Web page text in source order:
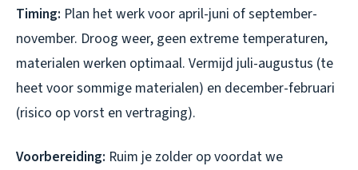
Timing: Plan het werk voor april-juni of september-
november. Droog weer, geen extreme temperaturen,
materialen werken optimaal. Vermijd juli-augustus (te
heet voor sommige materialen) en december-februari
(risico op vorst en vertraging).
Voorbereiding: Ruim je zolder op voordat we